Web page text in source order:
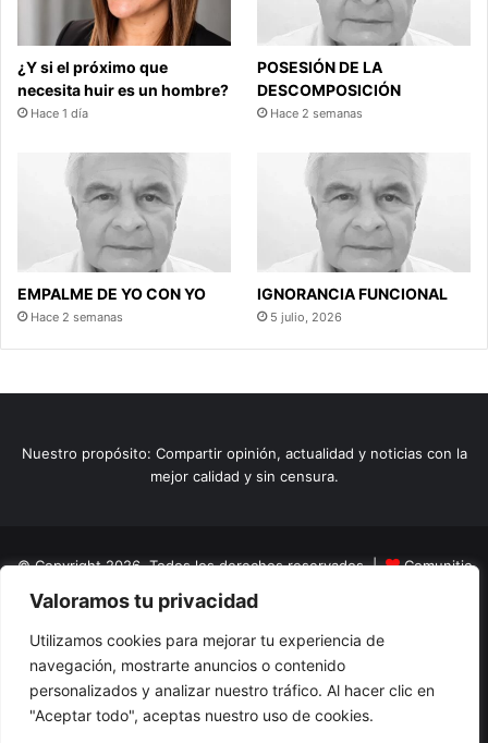
Valoramos tu privacidad
Utilizamos cookies para mejorar tu experiencia de
navegación, mostrarte anuncios o contenido
personalizados y analizar nuestro tráfico. Al hacer clic en
"Aceptar todo", aceptas nuestro uso de cookies.
¿Y si el próximo que
necesita huir es un hombre?
Hace 1 día
POSESIÓN DE LA
DESCOMPOSICIÓN
Hace 2 semanas
EMPALME DE YO CON YO
Hace 2 semanas
IGNORANCIA FUNCIONAL
5 julio, 2026
Nuestro propósito: Compartir opinión, actualidad y noticias con la
mejor calidad y sin censura.
© Copyright 2026, Todos los derechos reservados |
Comunitic
SAS BICNit 901228106
Home
Actualidad Variedades Opinion Turismo
El Tinteadero
Caricaturas Reportajes
FacebookYouTubeInstagram